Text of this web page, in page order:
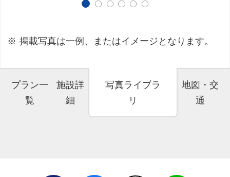
掲載写真は一例、またはイメージとなります。
プラン一
覧
施設詳
細
写真ライブラ
リ
地図・交
通